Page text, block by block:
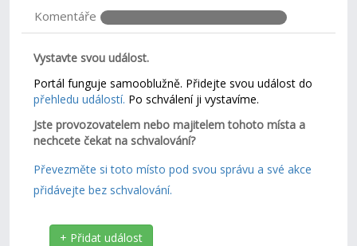
Komentáře
Vystavte svou událost.
Portál funguje samooblužně. Přidejte svou událost do
přehledu událostí. Po schválení ji vystavíme.
Jste provozovatelem nebo majitelem tohoto místa a
nechcete čekat na schvalování?
Převezměte si toto místo pod svou správu a své akce
přidávejte bez schvalování.
+ Přidat událost